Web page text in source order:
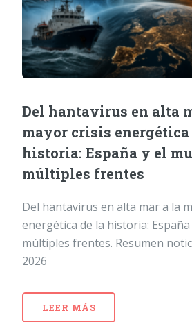
Del hantavirus en alta
mayor crisis energética
historia: España y el
múltiples frentes
Del hantavirus en alta mar a la
energética de la historia:
múltiples frentes. Resumen
2026
LEER MÁS